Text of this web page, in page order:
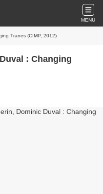
MENU
Tranes (CIMP, 2012)
: Changing